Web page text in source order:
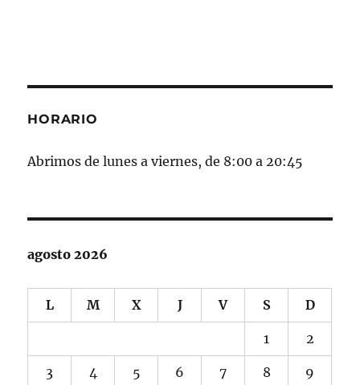
HORARIO
Abrimos de lunes a viernes, de 8:00 a 20:45
agosto 2026
L M X J V S D
1 2
3 4 5 6 7 8 9